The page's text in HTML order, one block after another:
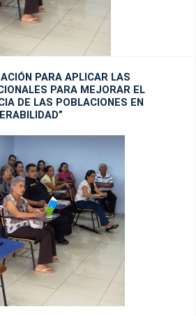
PARA APLICAR LAS
PARA MEJORAR EL
DE LAS POBLACIONES EN